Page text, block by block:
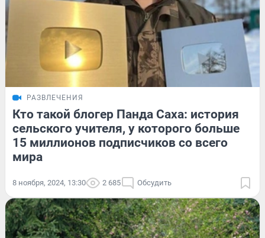
РАЗВЛЕЧЕНИЯ
Кто такой блогер Панда Саха: история
сельского учителя, у которого больше
15 миллионов подписчиков со всего
мира
8 ноября, 2024, 13:30 2 685 Обсудить